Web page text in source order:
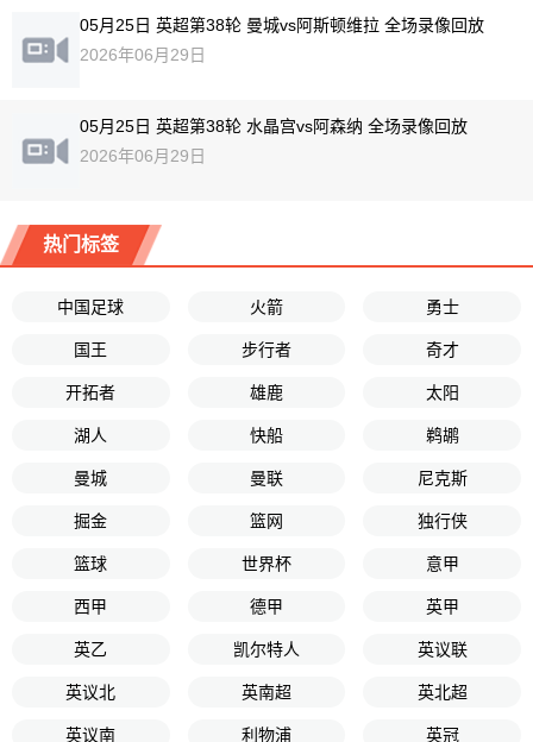
05月25日 英超第38轮 曼城vs阿斯顿维拉 全场录像回放
2026年06月29日
05月25日 英超第38轮 水晶宫vs阿森纳 全场录像回放
2026年06月29日
热门标签
中国足球 火箭 勇士
国王 步行者 奇才
开拓者 雄鹿 太阳
湖人 快船 鹈鹕
曼城 曼联 尼克斯
掘金 篮网 独行侠
篮球 世界杯 意甲
西甲 德甲 英甲
英乙 凯尔特人 英议联
英议北 英南超 英北超
英议南 利物浦 英冠